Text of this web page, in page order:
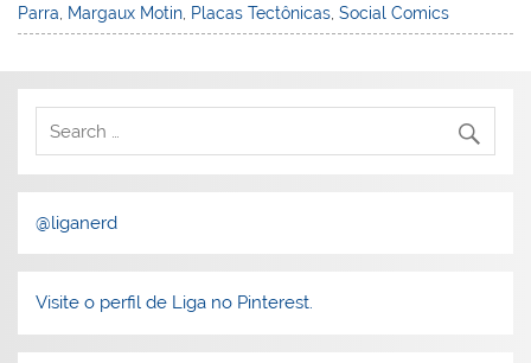
Parra
Margaux Motin Placas Tectônicas ,Social Comics
@liganerd
Visite o perfil de Liga no Pinterest.